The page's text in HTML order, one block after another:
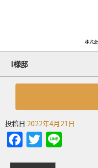
I様邸
投稿日 2022年4月21日
Facebook
Twitter